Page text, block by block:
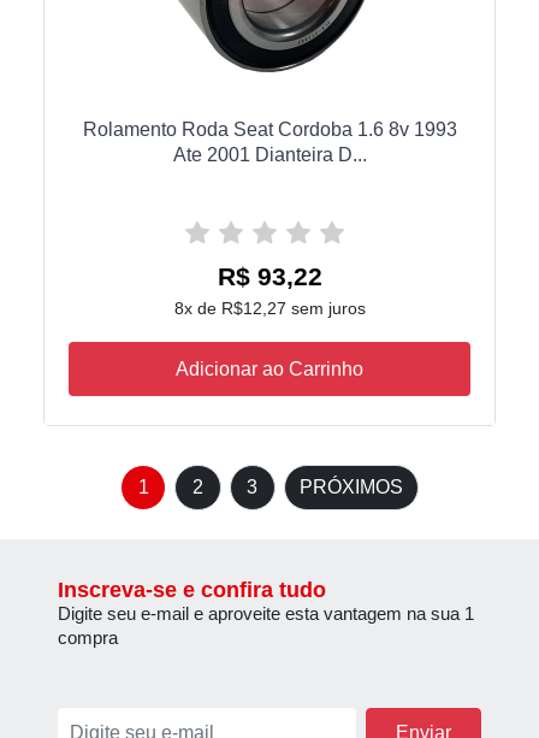
Rolamento Roda Seat Cordoba 1.6 8v 1993
Ate 2001 Dianteira D...
R$ 93,22
8x de R$12,27 sem juros
Adicionar ao Carrinho
1 2 3 PRÓXIMOS
Inscreva-se e confira tudo
Digite seu e-mail e aproveite esta vantagem na sua 1
compra